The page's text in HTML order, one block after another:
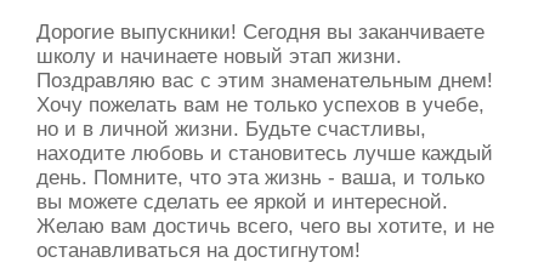
Дорогие выпускники! Сегодня вы заканчиваете
школу и начинаете новый этап жизни.
Поздравляю вас с этим знаменательным днем!
Хочу пожелать вам не только успехов в учебе,
но и в личной жизни. Будьте счастливы,
находите любовь и становитесь лучше каждый
день. Помните, что эта жизнь - ваша, и только
вы можете сделать ее яркой и интересной.
Желаю вам достичь всего, чего вы хотите, и не
останавливаться на достигнутом!